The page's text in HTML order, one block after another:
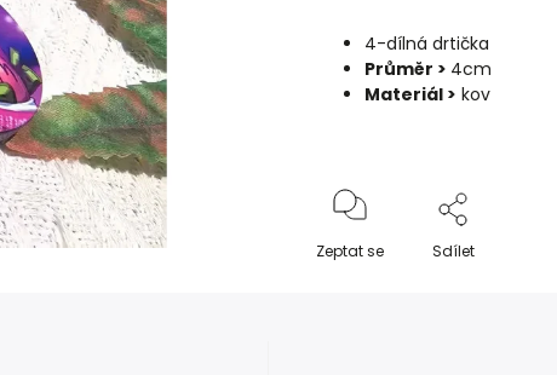
4-dílná drtička
Průměr > 4cm
Materiál > kov
Zeptat se Sdílet